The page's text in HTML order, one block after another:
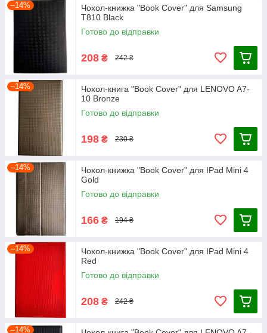
–14%
Чохол-книжка "Book Cover" для Samsung
T810 Black
Готово до відправки
208 ₴ 242 ₴
–14%
Чохол-книга "Book Cover" для LENOVO A7-
10 Bronze
Готово до відправки
198 ₴ 230 ₴
–14%
Чохол-книжка "Book Cover" для IPad Mini 4
Gold
Готово до відправки
166 ₴ 194 ₴
–14%
Чохол-книжка "Book Cover" для IPad Mini 4
Red
Готово до відправки
208 ₴ 242 ₴
–14%